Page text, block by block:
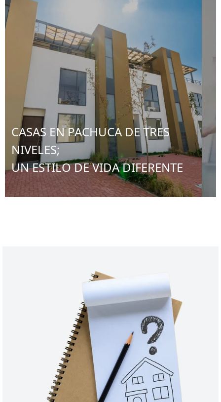
CASAS EN PACHUCA DE TRES
NIVELES;
UN ESTILO DE VIDA DIFERENTE